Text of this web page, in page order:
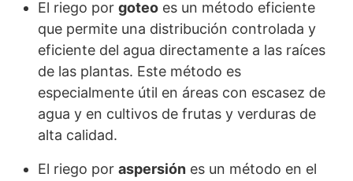
El riego por goteo es un método eficiente
que permite una distribución controlada y
eficiente del agua directamente a las raíces
de las plantas. Este método es
especialmente útil en áreas con escasez de
agua y en cultivos de frutas y verduras de
alta calidad.
El riego por aspersión es un método en el